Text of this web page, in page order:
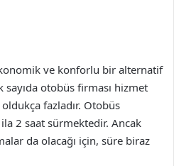
ve konforlu bir alternatif
sayıda otobüs firması hizmet
fazladır. Otobüs
2 saat sürmektedir. Ancak
da olacağı için, süre biraz